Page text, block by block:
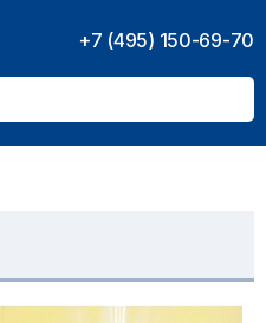
+7 (495) 150-69-70